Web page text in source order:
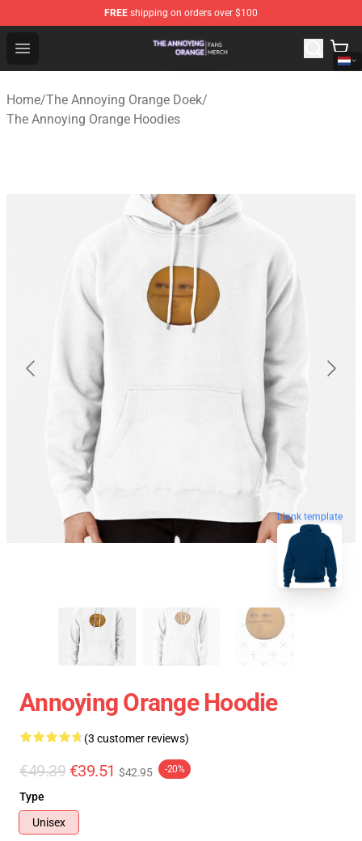
FREE shipping on orders over $100
Open menu
The Annoying Orange Shop - Official The Annoying
Home/The Annoying Orange Doek/
The Annoying Orange Hoodies
blank template
Annoying Orange Hoodie
(3 customer reviews)
€49.39 €39.51 $42.95 -20%
Type
Unisex